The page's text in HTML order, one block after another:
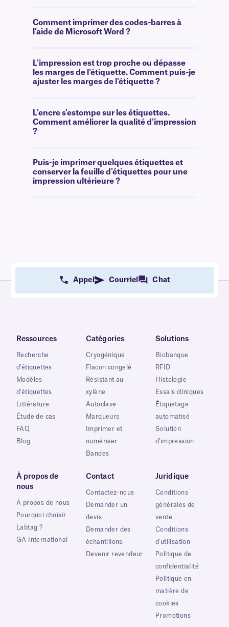
Comment imprimer des codes-barres à
l'aide de Microsoft Word ?
L'impression est trop proche ou dépasse
les marges de l'étiquette. Comment puis-je
ajuster les marges de l'étiquette ?
L'encre s'estompe sur les étiquettes.
Comment améliorer la qualité d'impression
?
Puis-je imprimer quelques étiquettes et
conserver la feuille d'étiquettes pour une
impression ultérieure ?
Appel Courriel Chat
Ressources
Recherche
d'étiquettes
Modèles
d'étiquettes
Littérature
Étude de cas
FAQ
Blog
Catégories
Cryogénique
Flacon congelé
Résistant au
xylène
Autoclave
Marqueurs
Imprimer et
numériser
Bandes
Solutions
Biobanque
RFID
Histologie
Essais cliniques
Étiquetage
automatisé
Solution
d'impression
À propos de
nous
À propos de nous
Pourquoi choisir
Labtag ?
GA International
Contact
Contactez-nous
Demander un
devis
Demander des
échantillons
Devenir revendeur
Juridique
Conditions
générales de
vente
Conditions
d'utilisation
Politique de
confidentialité
Politique en
matière de
cookies
Promotions